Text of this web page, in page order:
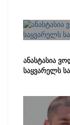
ანასტასია
საყვარელს